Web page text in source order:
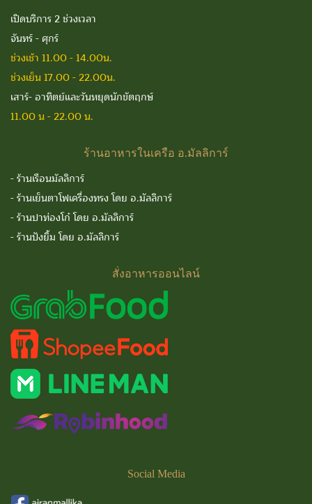
เปิดบริการ 2 ช่วงเวลา
จันทร์ - ศุกร์
ช่วงเช้า 11.00 - 14.00น.
ช่วงเย็น 17.00 - 22.00น.
เสาร์- อาทิตย์และวันหยุดนักขัตฤกษ์
11.00 น - 22.00 น.
ร้านอาหารในเครือ อ.มัลลิการ์
-ร้านเรือนมัลลิการ์
-ร้านเย็นตาโฟเครื่องทรง โดย อ.มัลลิการ์
-ร้านปาท่องโก๋ โดย อ.มัลลิการ์
-ร้านปังยิ้ม โดย อ.มัลลิการ์
สั่งอาหารออนไลน์
Social Media